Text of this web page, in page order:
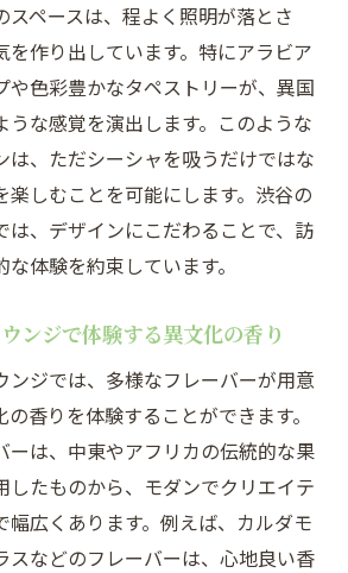
シャラウンジでリラックスする
ント
香りがもたらす渋谷での癒しの
騒を忘れるシーシャの魅力的なフ
ラウンジで味わう渋谷の静寂と安
通じて渋谷の忙しさから解放さ
シャ体験で心をリセットする特
を楽しむことで生まれる日常か
もたらす渋谷でのリフレッシュ
スペースは、程よく照明が落とさ
を作り出しています。特にアラビア
や色彩豊かなタペストリーが、異国
うな感覚を演出します。このような
は、ただシーシャを吸うだけではな
楽しむことを可能にします。渋谷の
は、デザインにこだわることで、訪
体験を約束しています。
ンジで体験する異文化の香り
ンジでは、多様なフレーバーが用意
香りを体験することができます。
ーは、中東やアフリカの伝統的な果
したものから、モダンでクリエイテ
幅広くあります。例えば、カルダモ
スなどのフレーバーは、心地良い香